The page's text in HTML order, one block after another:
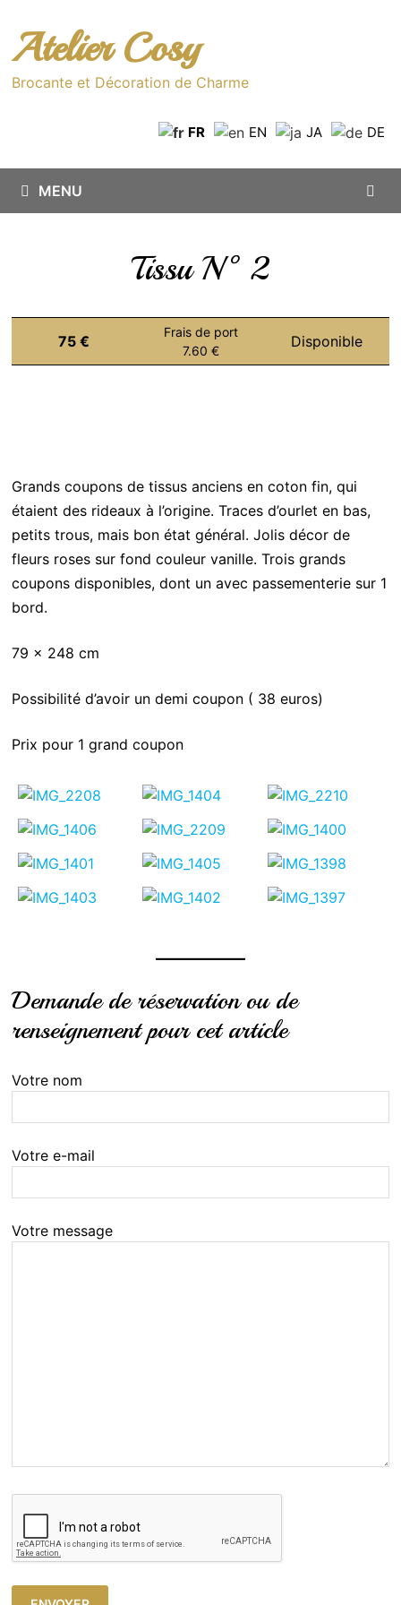
contenu
Atelier Cosy
Brocante et Décoration de Charme
FR EN JA DE
MENU
Tissu N°2
75 €
Frais de port
7.60 €
Disponible
Grands coupons de tissus anciens en coton fin, qui
étaient des rideaux à l’origine. Traces d’ourlet en bas,
petits trous, mais bon état général. Jolis décor de
fleurs roses sur fond couleur vanille. Trois grands
coupons disponibles, dont un avec passementerie sur 1
bord.
79 x 248 cm
Possibilité d’avoir un demi coupon ( 38 euros)
Prix pour 1 grand coupon
Demande de réservation ou de
renseignement pour cet article
Votre nom
Votre e-mail
Votre message